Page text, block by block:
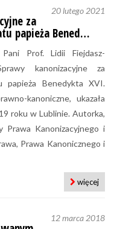
20 lutego 2021
za
papieża Bened…
Pani Prof. Lidii Fiejdasz-
kanonizacyjne za
papieża Benedykta XVI.
kanoniczne, ukazała
roku w Lublinie. Autorka,
Prawa Kanonizacyjnego i
Prawa Kanonicznego i
więcej
12 marca 2018